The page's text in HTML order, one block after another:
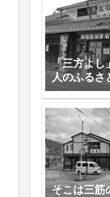
「三方よし
人のふるさ
そこは三筋